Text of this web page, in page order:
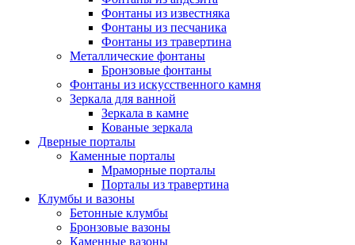
Фонтаны из известняка
Фонтаны из песчаника
Фонтаны из травертина
Металлические фонтаны
Бронзовые фонтаны
Фонтаны из искусственного камня
Зеркала для ванной
Зеркала в камне
Кованые зеркала
Дверные порталы
Каменные порталы
Мраморные порталы
Порталы из травертина
Клумбы и вазоны
Бетонные клумбы
Бронзовые вазоны
Каменные вазоны